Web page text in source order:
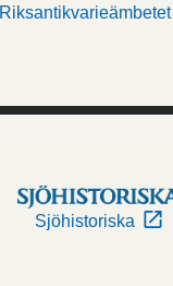
Riksantikvarieämbetet
Sjöhistoriska